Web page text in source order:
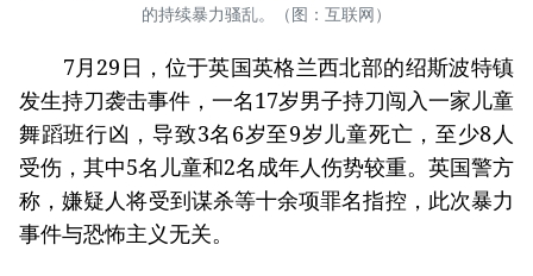
的持续暴力骚乱。（图：互联网）
7月29日，位于英国英格兰西北部的绍斯波特镇
发生持刀袭击事件，一名17岁男子持刀闯入一家儿童
舞蹈班行凶，导致3名6岁至9岁儿童死亡，至少8人
受伤，其中5名儿童和2名成年人伤势较重。英国警方
称，嫌疑人将受到谋杀等十余项罪名指控，此次暴力
事件与恐怖主义无关。